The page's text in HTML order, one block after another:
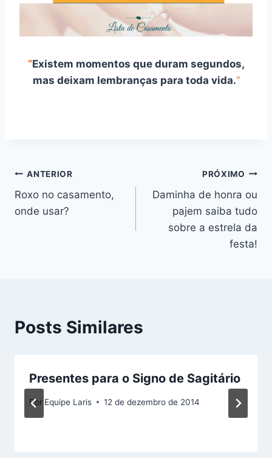
“Existem momentos que duram segundos,
mas deixam lembranças para toda vida.“
Navegação
de
ANTERIOR
Roxo no casamento,
onde usar?
PRÓXIMO
Daminha de honra ou
pajem saiba tudo
sobre a estrela da
festa!
Posts Similares
Presentes para o Signo de Sagitário
Por Equipe Laris 12 de dezembro de 2014